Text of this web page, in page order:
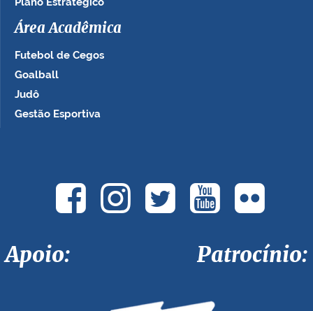
Área Acadêmica
Futebol de Cegos
Goalball
Judô
Gestão Esportiva
Apoio: Patrocínio: